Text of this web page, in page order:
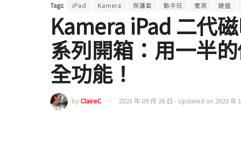
Tags: iPad Kamera 保護套 動手玩 實測 鍵盤
Kamera iPad 二代
系列開箱：用一半
全功能！
byClaireC 2023 年 09 月 26 日 - Updated on 2023 年